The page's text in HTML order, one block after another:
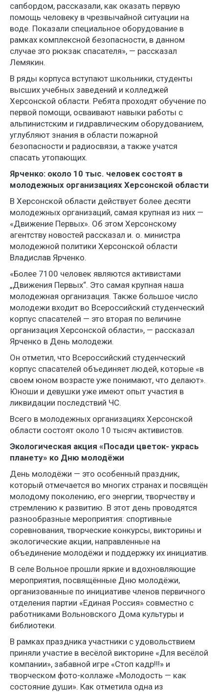
сапбордом, рассказали, как оказать первую
помощь человеку в чрезвычайной ситуации на
воде. Показали специальное оборудование в
рамках комплексной безопасности, в данном
случае это рюкзак спасателя», — рассказал
Лемякин.
В ряды корпуса вступают школьники, студенты
высших учебных заведений и колледжей
Херсонской области. Ребята проходят обучение по
первой помощи, осваивают навыки работы с
альпинистским и гидравлическим оборудованием,
углубляют знания в области пожарной
безопасности и радиосвязи, а также учатся
спасать утопающих.
Ярченко: около 10 тыс. человек состоят в
молодежных организациях Херсонской области
В Херсонской области действует более десяти
молодежных организаций, самая крупная из них —
«Движение Первых». Об этом Херсонскому
агентству новостей рассказал и. о. министра
молодежной политики Херсонской области
Владислав Ярченко.
«Более 7100 человек являются активистами
„Движения Первых“. Это самая крупная наша
молодежная организация. Также большое число
молодежи входит во Всероссийский студенческий
корпус спасателей — это вторая по величине
организация Херсонской области», — рассказал
Ярченко в День молодежи.
Он отметил, что Всероссийский студенческий
корпус спасателей объединяет людей, которые «в
своем юном возрасте уже понимают, что делают».
Юноши и девушки уже имеют опыт участия в
ликвидации последствий ЧС.
Всего в молодежных организациях Херсонской
области состоят около 10 тысяч активистов.
Экологическая акция «Посади цветок- укрась
планету» ко Дню молодёжи
День молодёжи — это особенный праздник,
который отмечается во многих странах и посвящён
молодому поколению, его энергии, творчеству и
стремлению к развитию. В этот день проводятся
разнообразные мероприятия: спортивные
соревнования, творческие конкурсы, викторины и
экологические акции, направленные на
объединение молодёжи и поддержку их инициатив.
В селе Вольное прошли яркие и вдохновляющие
мероприятия, посвящённые Дню молодёжи,
организованные по инициативе членов первичного
отделения партии «Единая Россия» совместно с
работниками Вольновского Дома культуры и
библиотеки.
В рамках праздника участники с удовольствием
приняли участие в весёлой викторине «Для весёлой
компании», забавной игре «Стоп кадр!!!» и
творческом фото-коллаже «Молодость — как
состояние души». Как отметила одна из